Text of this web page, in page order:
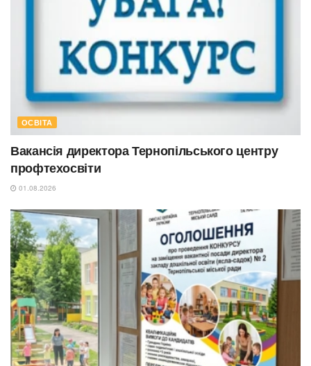
ОСВІТА
Вакансія директора Тернопільського центру
профтехосвіти
01.08.2026